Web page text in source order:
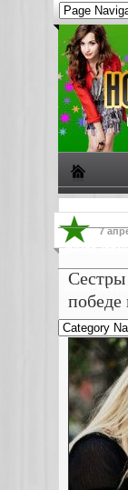
Жизнь звезд
Новости
7
победе